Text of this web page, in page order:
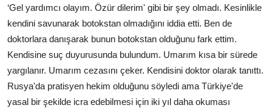
‘Gel yardımcı olayım. Özür dilerim' gibi bir şey olmadı. Kesinlikle
kendini savunarak botokstan olmadığını iddia etti. Ben de
doktorlara danışarak bunun botokstan olduğunu fark ettim.
Kendisine suç duyurusunda bulundum. Umarım kısa bir sürede
yargılanır. Umarım cezasını çeker. Kendisini doktor olarak tanıttı.
Rusya'da pratisyen hekim olduğunu söyledi ama Türkiye'de
yasal bir şekilde icra edebilmesi için iki yıl daha okuması